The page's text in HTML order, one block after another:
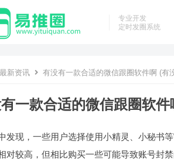
专业开发
定时发圈系统
最新资讯 有没有一款合适的微信跟圈软件啊 (有
一款合适的微信跟圈软
发现，一些用户选择使用小精灵、小秘书
对较高，但相比购买一些可能导致账号封